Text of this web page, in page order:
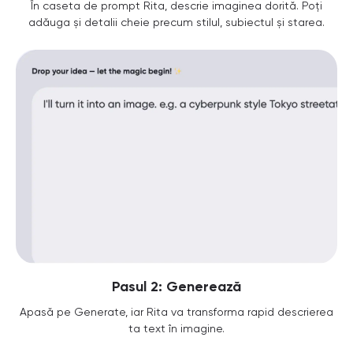
În caseta de prompt Rita, descrie imaginea dorită. Poți
adăuga și detalii cheie precum stilul, subiectul și starea.
Pasul 2: Generează
Apasă pe Generate, iar Rita va transforma rapid descrierea
ta text în imagine.